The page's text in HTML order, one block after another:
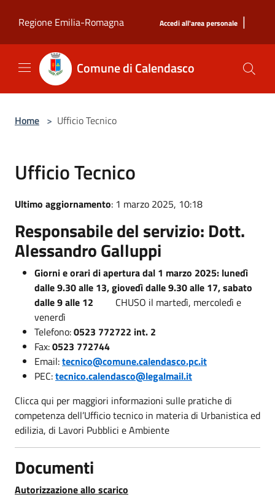
Regione Emilia-Romagna
Accedi all'area personale |
Comune di Calendasco
Home > Ufficio Tecnico
Ufficio Tecnico
Ultimo aggiornamento: 1 marzo 2025, 10:18
Responsabile del servizio: Dott.
Alessandro Galluppi
Giorni e orari di apertura dal 1 marzo 2025: lunedì
dalle 9.30 alle 13, giovedì dalle 9.30 alle 17, sabato
dalle 9 alle 12 CHUSO il martedì, mercoledì e
venerdì
Telefono:0523 772722 int. 2
Fax:0523 772744
Email:tecnico@comune.calendasco.pc.it
PEC:tecnico.calendasco@legalmail.it
Clicca qui per maggiori informazioni sulle pratiche di
competenza dell’Ufficio tecnico in materia di Urbanistica ed
edilizia, di Lavori Pubblici e Ambiente
Documenti
Autorizzazione allo scarico